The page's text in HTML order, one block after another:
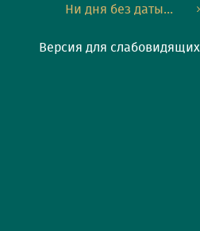
Ни дня без даты...
Версия для слабовидящих